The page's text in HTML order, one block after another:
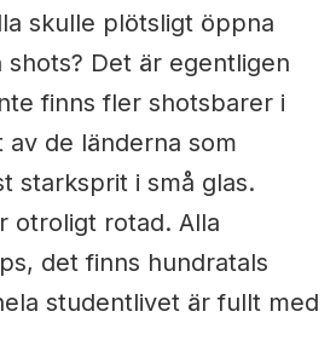
skulle plötsligt öppna
Det är egentligen
finns fler shotsbarer i
av de länderna som
starksprit i små glas.
otroligt rotad. Alla
det finns hundratals
studentlivet är fullt med